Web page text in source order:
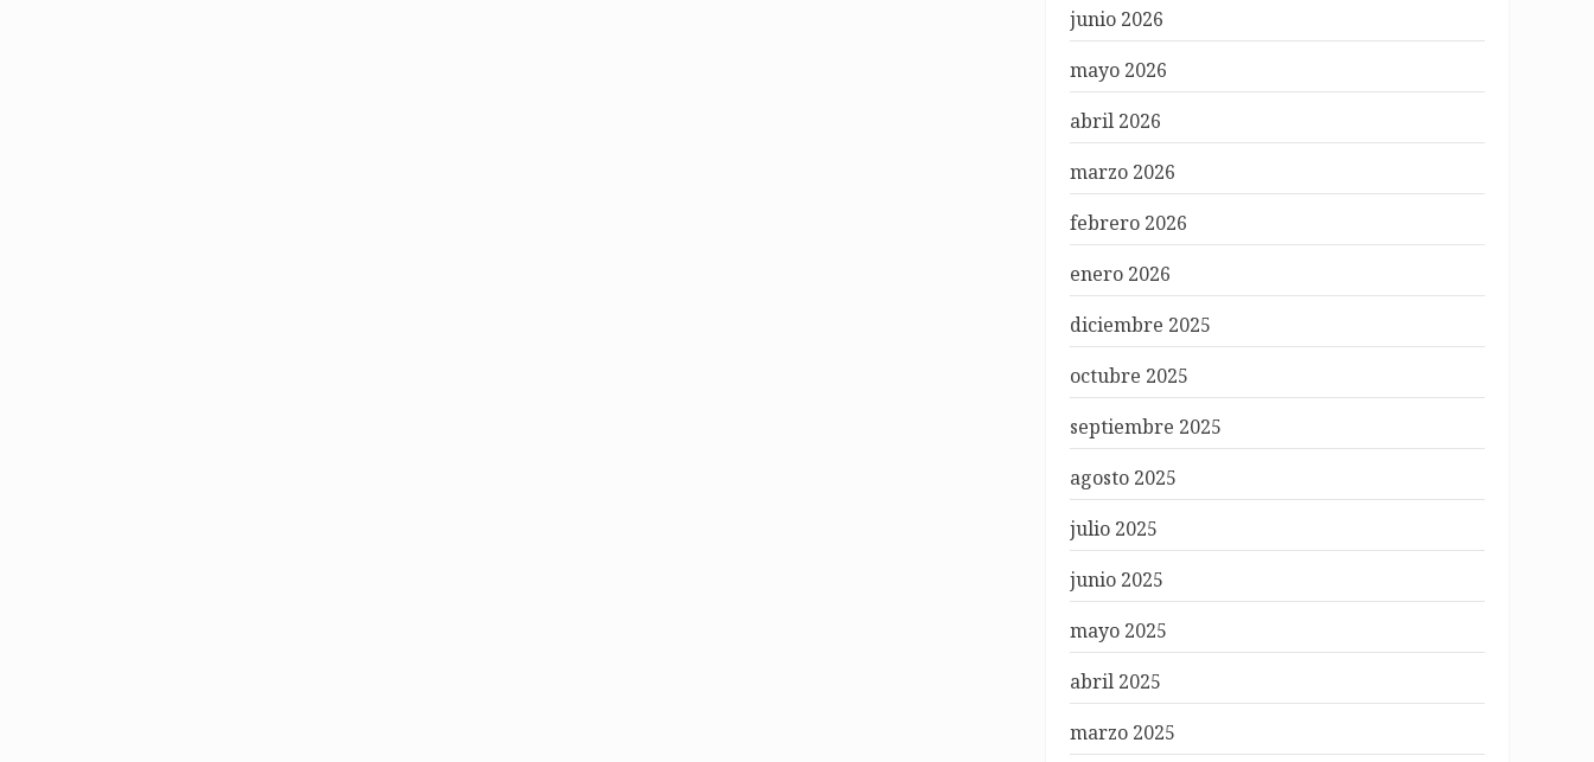
junio 2026
mayo 2026
abril 2026
marzo 2026
febrero 2026
enero 2026
diciembre 2025
octubre 2025
septiembre 2025
agosto 2025
julio 2025
junio 2025
mayo 2025
abril 2025
marzo 2025